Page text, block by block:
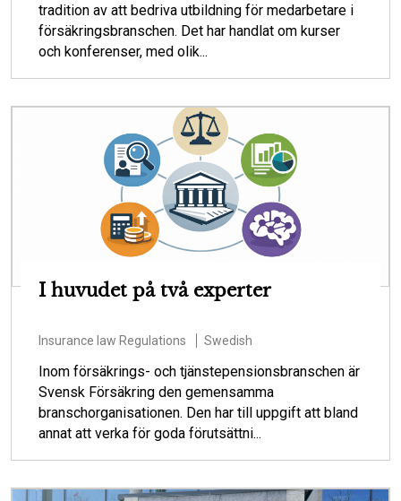
tradition av att bedriva utbildning för medarbetare i
försäkringsbranschen. Det har handlat om kurser
och konferenser, med olik...
I huvudet på två experter
Insurance law Regulations Swedish
Inom försäkrings- och tjänstepensionsbranschen är
Svensk Försäkring den gemensamma
branschorganisationen. Den har till uppgift att bland
annat att verka för goda förutsättni...